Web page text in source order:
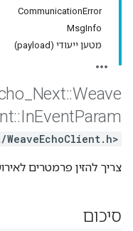
CommunicationError
MsgInfo
מטען ייעודי (payload)
Next::Weave
::InEventParam
צריך להזין פרמטרים
סיכום